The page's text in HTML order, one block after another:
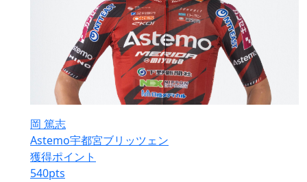
岡 篤志
Astemo宇都宮ブリッツェン
獲得ポイント
540pts